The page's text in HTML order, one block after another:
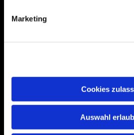
Marketing
Cookies
Auswahl
Bitte akzeptieren Sie
Accept cookies